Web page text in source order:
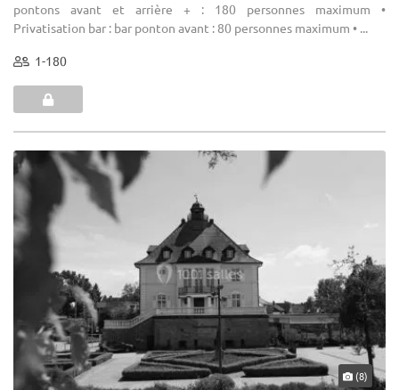
pontons avant et arrière + : 180 personnes maximum •
Privatisation bar : bar ponton avant : 80 personnes maximum • ...
1-180
(8)